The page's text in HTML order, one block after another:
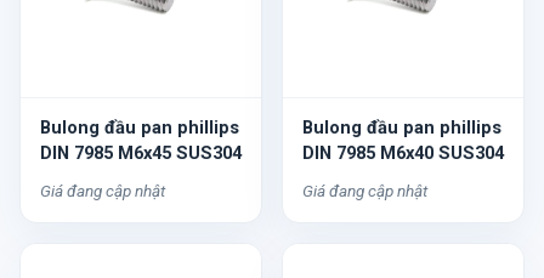
Bulong đầu pan phillips
DIN 7985 M6x45 SUS304
Giá đang cập nhật
Bulong đầu pan phillips
DIN 7985 M6x40 SUS304
Giá đang cập nhật